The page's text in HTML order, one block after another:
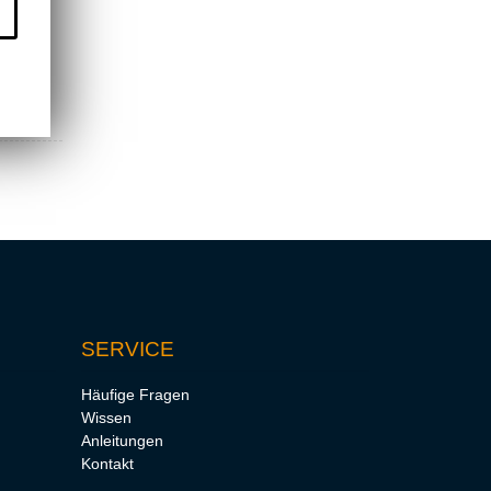
SERVICE
Häufige Fragen
Wissen
Anleitungen
Kontakt